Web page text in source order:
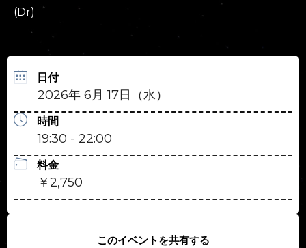
(Dr)
日付
2026年 6月 17日（水）
時間
19:30 - 22:00
料金
￥2,750
このイベントを共有する